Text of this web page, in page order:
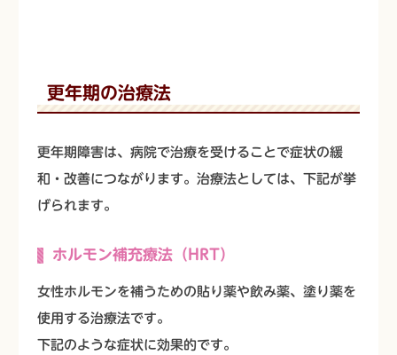
更年期の治療法
更年期障害は、病院で治療を受けることで症状の緩
和・改善につながります。治療法としては、下記が挙
げられます。
ホルモン補充療法（HRT）
女性ホルモンを補うための貼り薬や飲み薬、塗り薬を
使用する治療法です。
下記のような症状に効果的です。